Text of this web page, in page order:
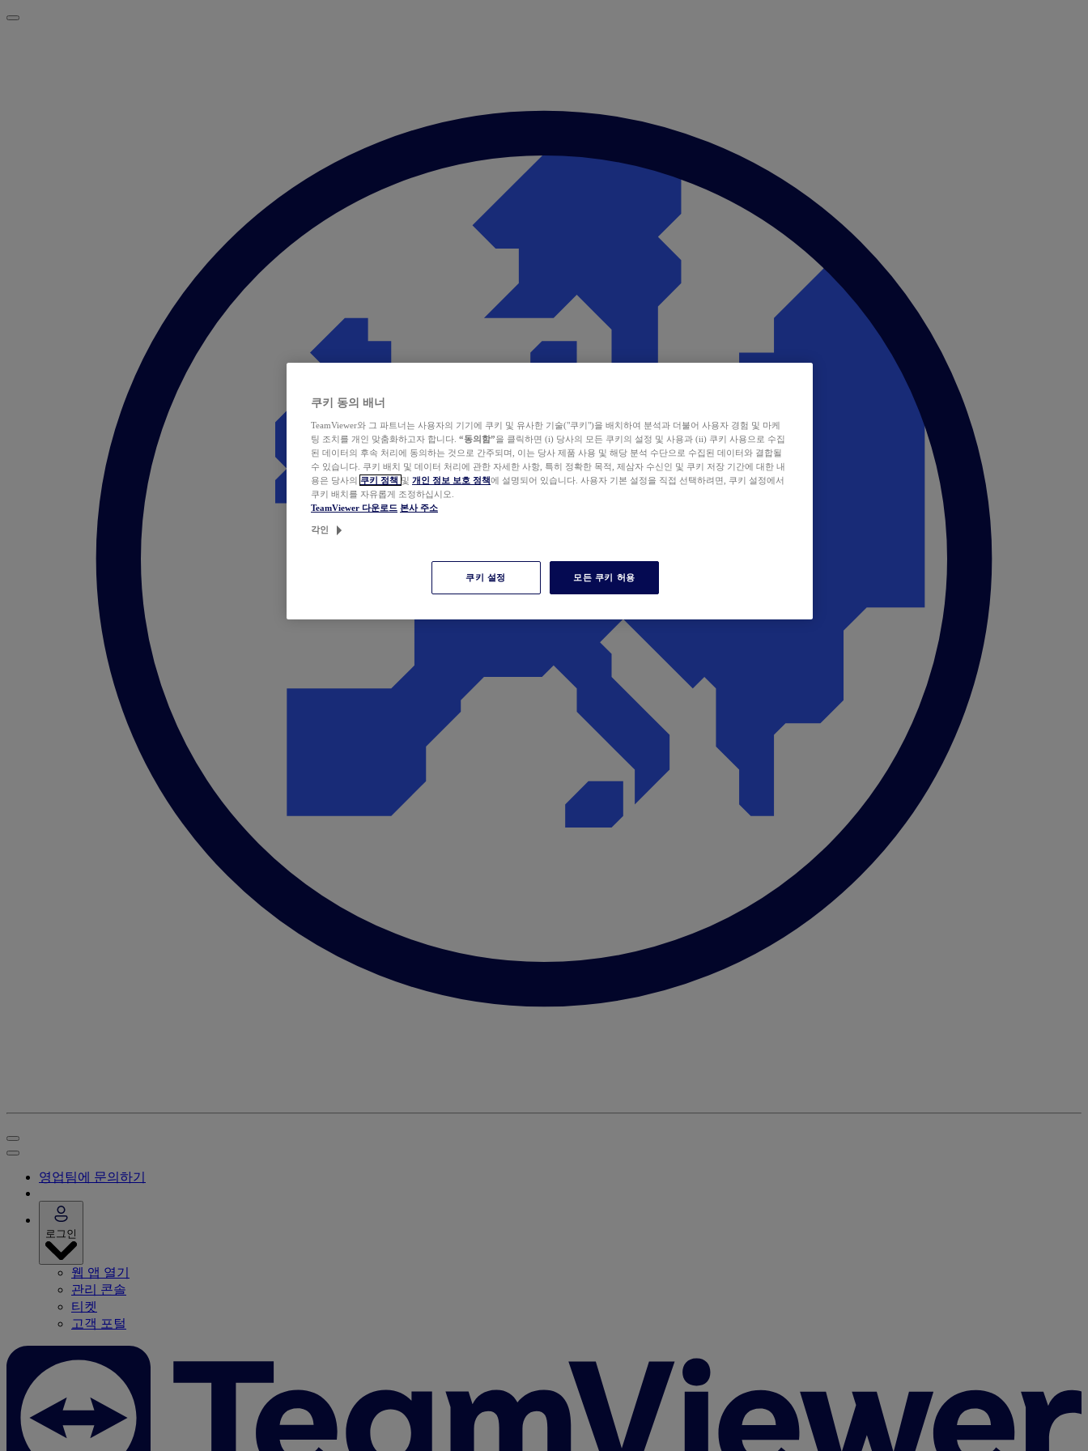
영업팀에 문의하기
로그인
웹 앱 열기
관리 콘솔
티켓
고객 포털
쿠키 동의 배너
TeamViewer와 그 파트너는 사용자의 기기에 쿠키 및 유사한 기술("쿠키")을 배치하여 분석과 더불어 사용자 경험 및 마케
팅 조치를 개인 맞춤화하고자 합니다. “동의함”을 클릭하면 (i) 당사의 모든 쿠키의 설정 및 사용과 (ii) 쿠키 사용으로 수집
된 데이터의 후속 처리에 동의하는 것으로 간주되며, 이는 당사 제품 사용 및 해당 분석 수단으로 수집된 데이터와 결합될
수 있습니다. 쿠키 배치 및 데이터 처리에 관한 자세한 사항, 특히 정확한 목적, 제삼자 수신인 및 쿠키 저장 기간에 대한 내
용은 당사의 쿠키 정책 및 개인 정보 보호 정책에 설명되어 있습니다. 사용자 기본 설정을 직접 선택하려면, 쿠키 설정에서
쿠키 배치를 자유롭게 조정하십시오.
TeamViewer 다운로드 본사 주소
각인
쿠키 설정 모든 쿠키 허용